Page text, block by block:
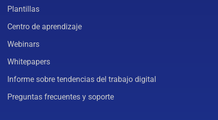
Plantillas
Centro de aprendizaje
Webinars
Whitepapers
Informe sobre tendencias del trabajo digital
Preguntas frecuentes y soporte